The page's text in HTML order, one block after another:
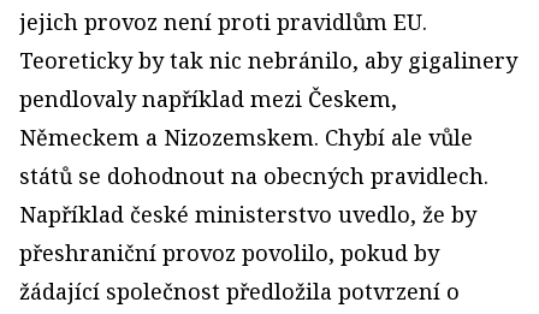
jejich provoz není proti pravidlům EU.
Teoreticky by tak nic nebránilo, aby gigalinery
pendlovaly například mezi Českem,
Německem a Nizozemskem. Chybí ale vůle
států se dohodnout na obecných pravidlech.
Například české ministerstvo uvedlo, že by
přeshraniční provoz povolilo, pokud by
žádající společnost předložila potvrzení o